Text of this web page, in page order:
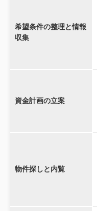
希望条件の整理と情報
収集
資金計画の立案
物件探しと内覧